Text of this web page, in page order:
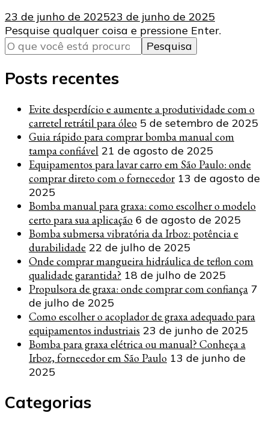
23 de junho de 202523 de junho de 2025
Procurando
algo?
Pesquise qualquer coisa e pressione Enter.
Posts recentes
Evite desperdício e aumente a produtividade com o
carretel retrátil para óleo 5 de setembro de 2025
Guia rápido para comprar bomba manual com
tampa confiável 21 de agosto de 2025
Equipamentos para lavar carro em São Paulo: onde
comprar direto com o fornecedor 13 de agosto de
2025
Bomba manual para graxa: como escolher o modelo
certo para sua aplicação 6 de agosto de 2025
Bomba submersa vibratória da Irboz: potência e
durabilidade 22 de julho de 2025
Onde comprar mangueira hidráulica de teflon com
qualidade garantida? 18 de julho de 2025
Propulsora de graxa: onde comprar com confiança 7
de julho de 2025
Como escolher o acoplador de graxa adequado para
equipamentos industriais 23 de junho de 2025
Bomba para graxa elétrica ou manual? Conheça a
Irboz, fornecedor em São Paulo 13 de junho de
2025
Categorias